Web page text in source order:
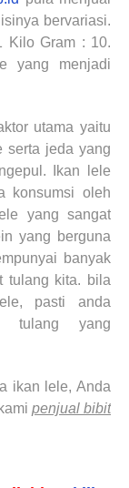
bervariasi.
Kilo Gram : 10.
yang menjadi
utama yaitu
serta jeda yang
Ikan lele
konsumsi oleh
yang sangat
yang berguna
banyak
tulang kita. bila
pasti anda
tulang yang
ikan lele, Anda
penjual bibit